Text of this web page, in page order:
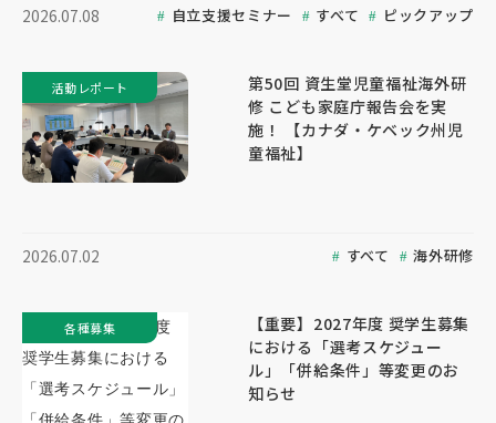
2026.07.08 自立支援セミナー すべて ピックアップ
第50回 資生堂児童福祉海外研
修 こども家庭庁報告会を実
施！ 【カナダ・ケベック州児
童福祉】
2026.07.02 すべて 海外研修
活動レポート
【重要】2027年度 奨学生募集
における「選考スケジュー
ル」「併給条件」等変更のお
知らせ
各種募集